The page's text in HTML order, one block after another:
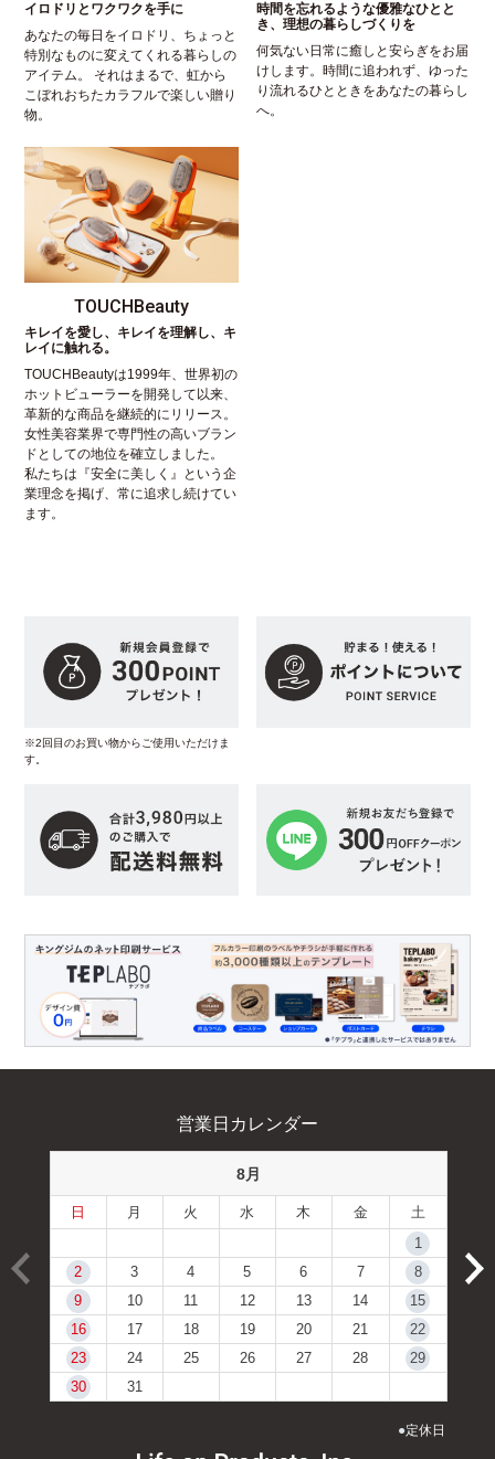
イロドリとワクワクを手に
あなたの毎日をイロドリ、ちょっと
特別なものに変えてくれる暮らしの
アイテム。 それはまるで、虹から
こぼれおちたカラフルで楽しい贈り
物。
時間を忘れるような優雅なひとと
き、理想の暮らしづくりを
何気ない日常に癒しと安らぎをお届
けします。時間に追われず、ゆった
り流れるひとときをあなたの暮らし
へ。
TOUCHBeauty
キレイを愛し、キレイを理解し、キ
レイに触れる。
TOUCHBeautyは1999年、世界初の
ホットビューラーを開発して以来、
革新的な商品を継続的にリリース。
女性美容業界で専門性の高いブラン
ドとしての地位を確立しました。
私たちは『安全に美しく』という企
業理念を掲げ、常に追求し続けてい
ます。
※2回目のお買い物からご使用いただけま
す。
営業日カレンダー
8月
日 月 火 水 木 金
土
1
2
3 4 5 6 7
8
9
10 11 12 13 14
15
16
17 18 19 20 21
22
23
24 25 26 27 28
29
30
31
●定休日